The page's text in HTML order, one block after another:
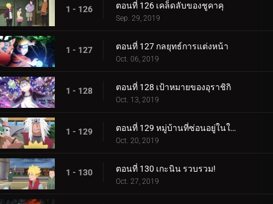
1 - 126 ตอนที่ 126 เคล็ดลับของชูคาคุ
Sep. 29, 2019
1 - 127 ตอนที่ 127 กลยุทธ์การแต่งหน้า
Oct. 06, 2019
1 - 128 ตอนที่ 128 เป้าหมายของอุราชิกิ
Oct. 13, 2019
1 - 129 ตอนที่ 129 หมู่บ้านที่ซ่อนอยู่ในใบไม้
Oct. 20, 2019
1 - 130 ตอนที่ 130 เกะนิน รวบรวม!
Oct. 27, 2019